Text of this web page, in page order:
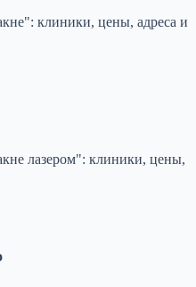
клиники, цены, адреса и
лазером": клиники, цены,